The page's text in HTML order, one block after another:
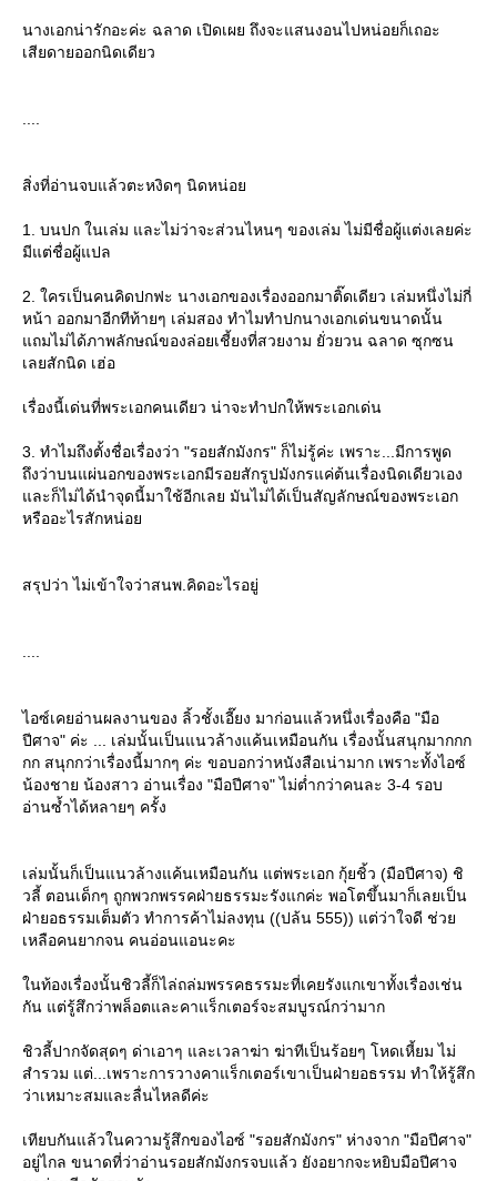
นางเอกน่ารักอะค่ะ ฉลาด เปิดเผย ถึงจะแสนงอนไปหน่อยก็เถอะ
เสียดายออกนิดเดียว
สิ่งที่อ่านจบแล้วตะหงิดๆ นิดหน่อ
1. บนปก ในเล่ม และไม่ว่าจะส่วนไหนๆ ของเล่ม ไม่มีชื่อผู้แต่งเลยค่ะ
มีแต่ชื่อผู้แปล
2. ใครเป็นคนคิดปกฟะ นางเอกของเรื่องออกมาติ๊ดเดียว เล่มหนึ่งไม่กี่
หน้า ออกมาอีกทีท้ายๆ เล่มสอง ทำไมทำปกนางเอกเด่นขนาดนั้น
ถมไม่ได้ภาพลักษณ์ของล่อยเชี้ยงที่สวยงาม ยั่วยวน ฉลาด ซุกซน
เลยสักนิด เฮ่อ
เรื่องนี้เด่นที่พระเอกคนเดียว น่าจะทำปกให้พระเอกเด่น
3. ทำไมถึงตั้งชื่อเรื่องว่า "รอยสักมังกร" ก็ไม่รู้ค่ะ เพราะ...มีการพูด
ถึงว่าบนแผ่นอกของพระเอกมีรอยสักรูปมังกรแค่ต้นเรื่องนิดเดียวเอง
ละก็ไม่ได้นำจุดนี้มาใช้อีกเลย มันไม่ได้เป็นสัญลักษณ์ของพระเอก
หรืออะไรสักหน่อ
สรุปว่า ไม่เข้าใจว่าสนพ.คิดอะไรอยู่
ไอซ์เคยอ่านผลงานของ ลิ้วชั้งเอี๊ยง มาก่อนแล้วหนึ่งเรื่องคือ "มือ
ปีศาจ" ค่ะ ... เล่มนั้นเป็นแนวล้างแค้นเหมือนกัน เรื่องนั้นสนุกมากกก
กก สนุกกว่าเรื่องนี้มากๆ ค่ะ ขอบอกว่าหนังสือเน่ามาก เพราะทั้งไอซ์
น้องชาย น้องสาว อ่านเรื่อง "มือปีศาจ" ไม่ต่ำกว่าคนละ 3-4 รอบ
อ่านซ้ำได้หลายๆ ครั้ง
เล่มนั้นก็เป็นแนวล้างแค้นเหมือนกัน แต่พระเอก กุ้ยชิ้ว (มือปีศาจ) ชิ
วลี้ ตอนเด็กๆ ถูกพวกพรรคฝ่ายธรรมะรังแกค่ะ พอโตขึ้นมาก็เลยเป็น
ฝ่ายอธรรมเต็มตัว ทำการค้าไม่ลงทุน ((ปล้น 555)) แต่ว่าใจดี ช่ว
เหลือคนยากจน คนอ่อนแอนะคะ
นท้องเรื่องนั้นชิวลี้ก็ไล่ถล่มพรรคธรรมะที่เคยรังแกเขาทั้งเรื่องเช่น
กัน แต่รู้สึกว่าพล็อตและคาแร็กเตอร์จะสมบูรณ์กว่ามาก
ชิวลี้ปากจัดสุดๆ ด่าเอาๆ และเวลาฆ่า ฆ่าทีเป็นร้อยๆ โหดเหี้ยม ไม่
สำรวม แต่...เพราะการวางคาแร็กเตอร์เขาเป็นฝ่ายอธรรม ทำให้รู้สึก
ว่าเหมาะสมและลื่นไหลดีค่ะ
เทียบกันแล้วในความรู้สึกของไอซ์ "รอยสักมังกร" ห่างจาก "มือปีศาจ"
อยู่ไกล ขนาดที่ว่าอ่านรอยสักมังกรจบแล้ว ยังอยากจะหยิบมือปีศาจ